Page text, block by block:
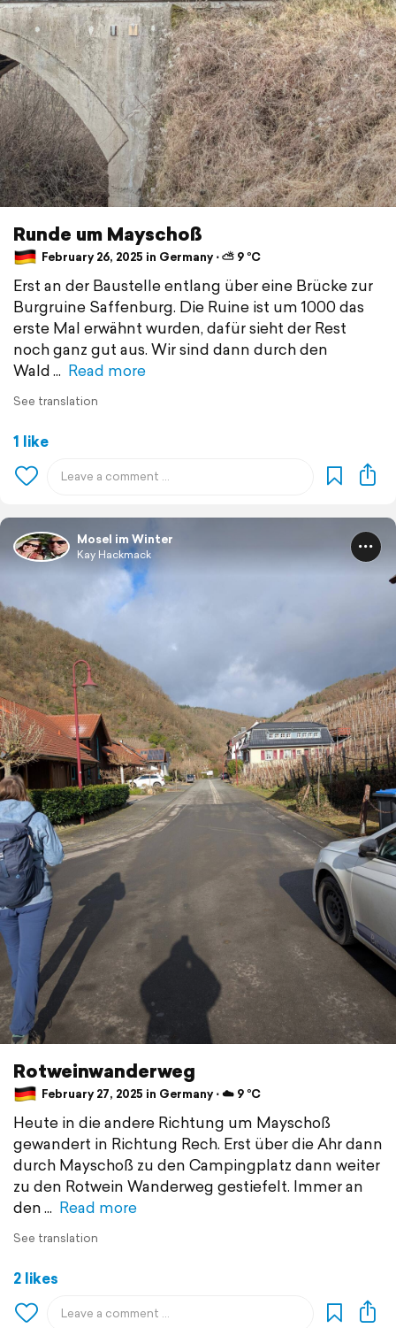
Runde um Mayschoß
February 26, 2025 in Germany ⋅ ⛅ 9 °C
Erst an der Baustelle entlang über eine Brücke zur
Burgruine Saffenburg. Die Ruine ist um 1000 das
erste Mal erwähnt wurden, dafür sieht der Rest
noch ganz gut aus. Wir sind dann durch den
Wald
Read more
See translation
1 like
Mosel im Winter
Kay Hackmack
Rotweinwanderweg
February 27, 2025 in Germany ⋅ ☁️ 9 °C
Heute in die andere Richtung um Mayschoß
gewandert in Richtung Rech. Erst über die Ahr dann
durch Mayschoß zu den Campingplatz dann weiter
zu den Rotwein Wanderweg gestiefelt. Immer an
den
Read more
See translation
2 likes